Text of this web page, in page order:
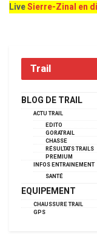
LiveSierre-Zinal en
Trail
BLOG DE TRAIL
ACTU TRAIL
EDITO
GORATRAIL
CHASSE
RÉSULTATS TRAILS
PREMIUM
INFOS ENTRAINEMENT
SANTÉ
EQUIPEMENT
CHAUSSURE TRAIL
GPS